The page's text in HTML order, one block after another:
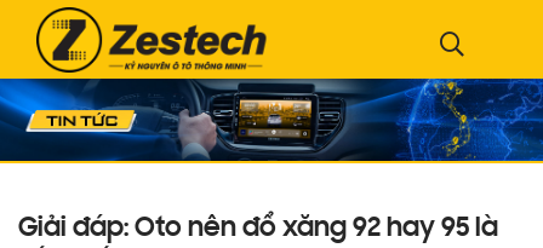
Giải đáp: Oto nên đổ xăng 92 hay 95 là